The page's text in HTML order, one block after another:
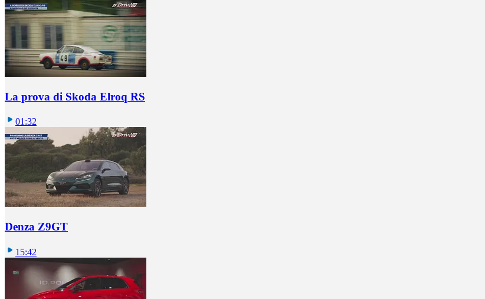
La prova di Skoda Elroq RS
01:32
Denza Z9GT
15:42